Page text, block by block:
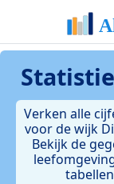
Verken alle
voor de wijk
Bekijk de